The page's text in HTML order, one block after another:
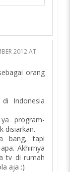
2012 AT
orang
Indonesia
program-
disiarkan.
bang, tapi
Akhirnya
tv di rumah
aja :)